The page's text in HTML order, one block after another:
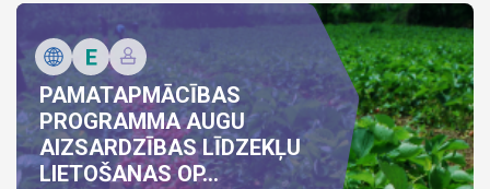
PAMATAPMĀCĪBAS
PROGRAMMA AUGU
AIZSARDZĪBAS LĪDZEKĻU
LIETOŠANAS OP...